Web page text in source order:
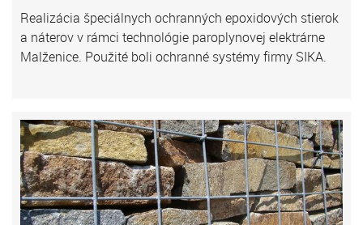
Realizácia špeciálnych ochranných epoxidových stierok
a náterov v rámci technológie paroplynovej elektrárne
Malženice. Použité boli ochranné systémy firmy SIKA.